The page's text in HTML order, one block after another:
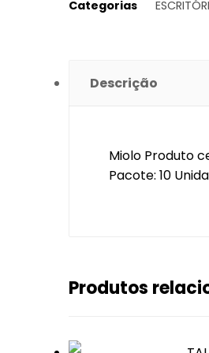
Categorias
Descrição
Miolo Produto
Pacote: 10
Produtos